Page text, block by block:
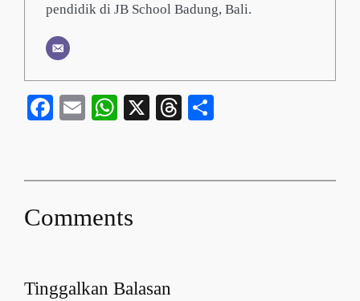
pendidik di JB School Badung, Bali.
Facebook
EmailWhatsApp
X Threads
Comments
Tinggalkan Balasan